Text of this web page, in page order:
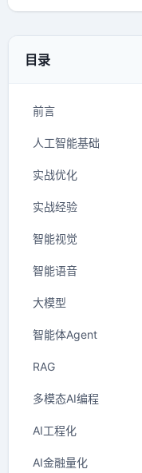
目录
前言
人工智能基础
实战优化
实战经验
智能视觉
智能语音
大模型
智能体Agent
RAG
多模态AI编程
AI工程化
AI金融量化